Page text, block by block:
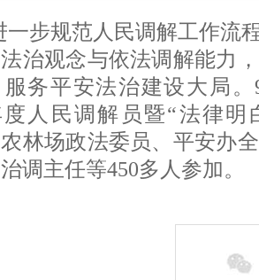
一步规范人民调解工作流
治观念与依法调解能力
务平安法治建设大局
度人民调解员暨“法律
林场政法委员、平安办
治调主任等450多人参加。